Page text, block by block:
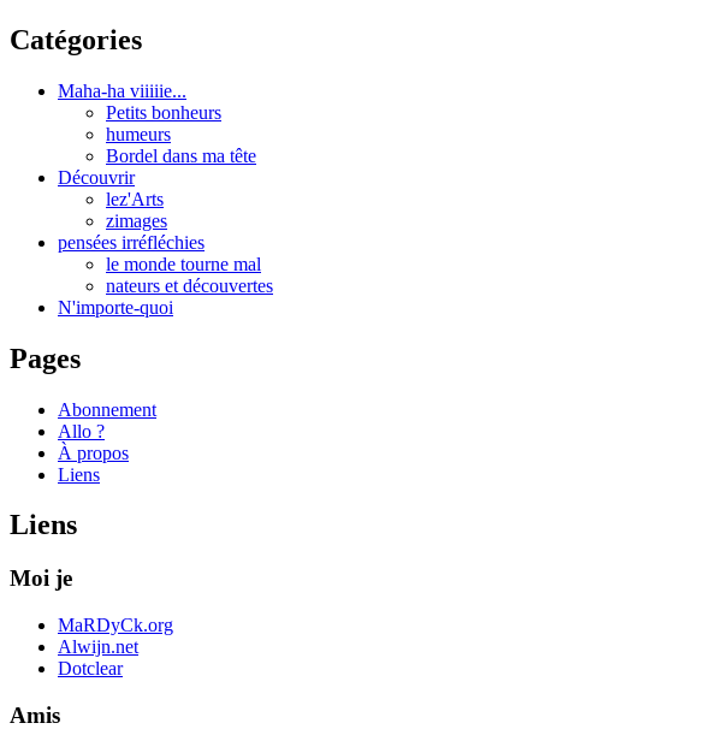
Catégories
Maha-ha viiiiie...
Petits bonheurs
humeurs
Bordel dans ma tête
Découvrir
lez'Arts
zimages
pensées irréfléchies
le monde tourne mal
nateurs et découvertes
N'importe-quoi
Pages
Abonnement
Allo ?
À propos
Liens
Liens
Moi je
MaRDyCk.org
Alwijn.net
Dotclear
Amis